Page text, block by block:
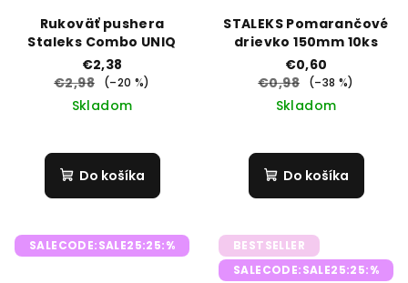
Rukoväť pushera
Staleks Combo UNIQ
€2,38
€2,98
(–20 %)
Skladom
Do košíka
STALEKS Pomarančové
drievko 150mm 10ks
€0,60
€0,98
(–38 %)
Skladom
Do košíka
SALECODE:SALE25:25:%
BESTSELLER
SALECODE:SALE25:25:%